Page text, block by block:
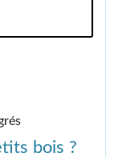
bois ?